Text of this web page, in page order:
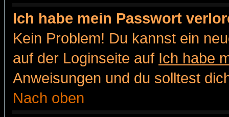
Ich habe mein Passwort
Kein Problem! Du kannst ein
auf der Loginseite auf Ich habe
Anweisungen und du solltest
Nach oben